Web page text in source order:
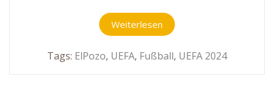
Weiterlesen
Tags: ElPozo, UEFA, Fußball, UEFA 2024